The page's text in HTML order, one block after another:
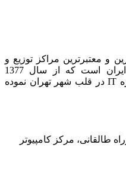
و معتبرترین مراکز توزیع و
فروش محصولات کامپیوتری در ایران است که از سال 1377
تاسیس و شروع به فعالیت در حوزه IT در قلب شهر تهران نموده
طالقانی، مرکز کامپیوتر